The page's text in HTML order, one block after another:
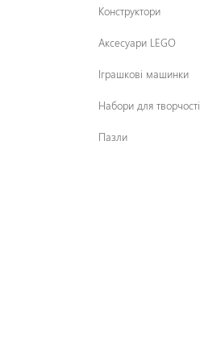
Конструктори
Аксесуари LEGO
Іграшкові машинки
Набори для творчості
Пазли